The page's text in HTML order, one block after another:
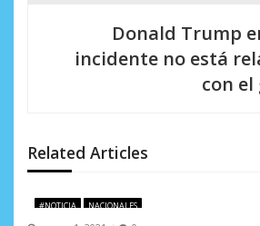
d
Donald Trump
incidente no está
con
Related Articles
#NOTICIA NACIONALES